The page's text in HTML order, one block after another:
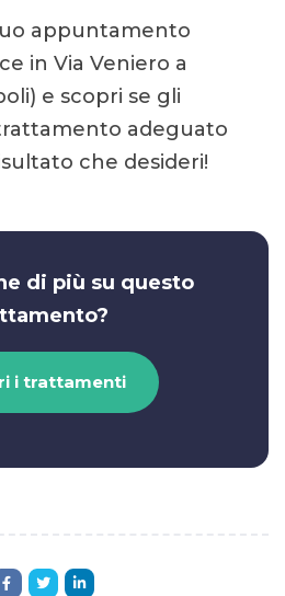
appuntamento
in Via Veniero a
e scopri se gli
adeguato
che desideri!
di più su questo
i trattamenti